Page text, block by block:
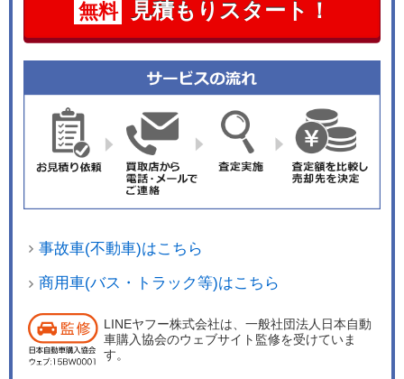
無料 見積もりスタート！
事故車(不動車)はこちら
商用車(バス・トラック等)はこちら
LINEヤフー株式会社は、一般社団法人日本自動
車購入協会のウェブサイト監修を受けていま
す。